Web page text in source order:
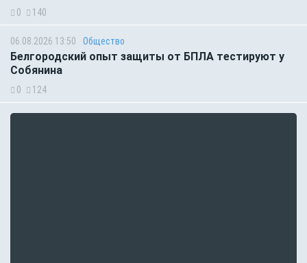
0 140
06.08.2026 13:50 Общество
Белгородский опыт защиты от БПЛА тестируют у
Собянина
0 124